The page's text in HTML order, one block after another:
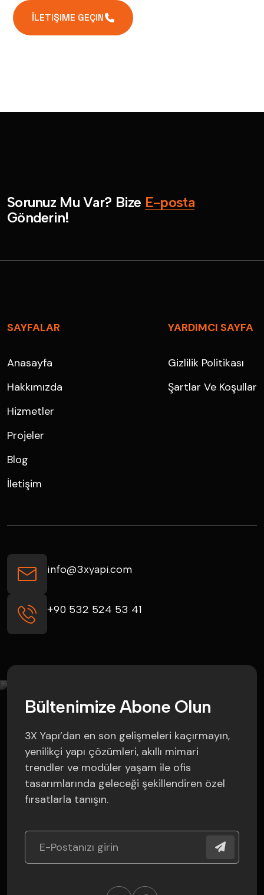
İLETIŞIME GEÇIN
Sorunuz Mu Var? Bize E-posta
Gönderin!
SAYFALAR
Anasayfa
Hakkımızda
Hizmetler
Projeler
Blog
İletişim
YARDIMCI SAYFA
Gizlilik Politikası
Şartlar Ve Koşullar
info@3xyapi.com
+90 532 524 53 41
BültenimizeAbone Olun
3X Yapı’dan en son gelişmeleri kaçırmayın,
yenilikçi yapı çözümleri, akıllı mimari
trendler ve modüler yaşam ile ofis
tasarımlarında geleceği şekillendiren özel
fırsatlarla tanışın.